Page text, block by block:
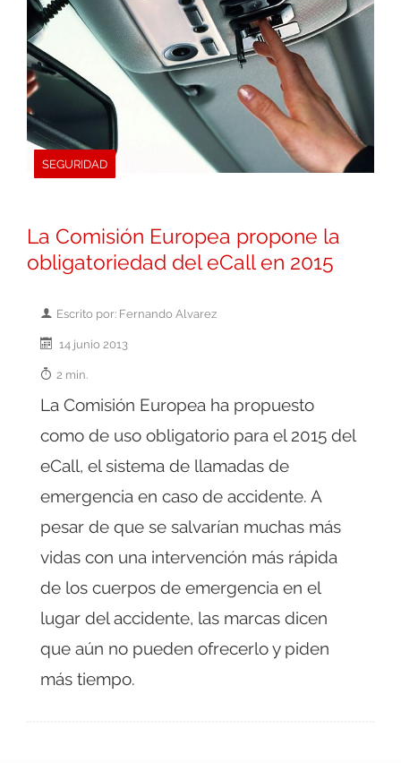
SEGURIDAD
La Comisión Europea propone la
obligatoriedad del eCall en 2015
Escrito por: Fernando Alvarez
14 junio 2013
2 min.
La Comisión Europea ha propuesto
como de uso obligatorio para el 2015 del
eCall, el sistema de llamadas de
emergencia en caso de accidente. A
pesar de que se salvarían muchas más
vidas con una intervención más rápida
de los cuerpos de emergencia en el
lugar del accidente, las marcas dicen
que aún no pueden ofrecerlo y piden
más tiempo.